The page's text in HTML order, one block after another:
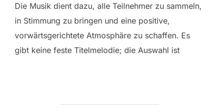
Die Musik dient dazu, alle Teilnehmer zu sammeln,
in Stimmung zu bringen und eine positive,
vorwärtsgerichtete Atmosphäre zu schaffen. Es
gibt keine feste Titelmelodie; die Auswahl ist